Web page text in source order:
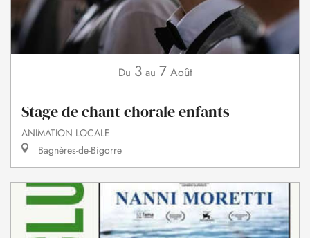
Du 3 au 7 Août
Stage de chant chorale enfants
ANIMATION LOCALE
Bagnères-de-Bigorre